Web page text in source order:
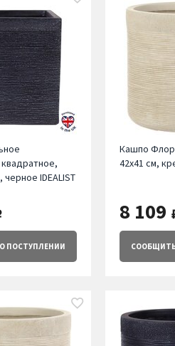
черное IDEALIST
О ПОСТУПЛЕНИИ
Кашпо
42х41 см,
8 109